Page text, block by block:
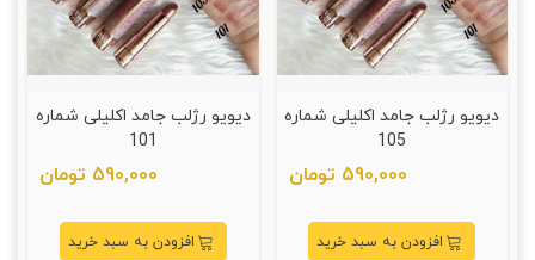
دیویو رژلب جامد اکلیلی شماره
105
590,000 تومان
افزودن به سبد خرید
دیویو رژلب جامد اکلیلی شماره
101
590,000 تومان
افزودن به سبد خرید